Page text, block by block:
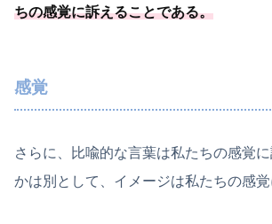
ちの感覚に訴えることである。
感覚
さらに、比喩的な言葉は私たちの感覚
かは別として、イメージは私たちの感覚